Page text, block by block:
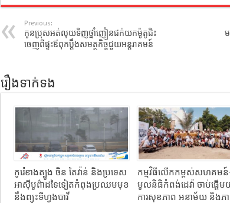
Previous:
កូនប្រុសអត់លុយទិញថ្នាំញៀនជក់យកម៉ូតូជិះ
ចេញពីផ្ទះឪពុកប្តឹងសមត្ថកិច្ចជួយអន្តរាគមន៍
រឿងទាក់ទង
កូរ៉េខាងត្បូង ចិន តៃវ៉ាន់ និងប្រទេស
អាស៊ីបូព៌ាដទៃទៀតកំពុងប្រឈមមុខ
នឹងព្យុះទីហ្វុងបាវី
កម្មវិធីលើកកម្ពស់សហគមន៍
មូលនិធិកំពង់ដេវ៉ា ចាប់ផ្តើមយុ
ការសុខភាព អនាម័យ និងភ